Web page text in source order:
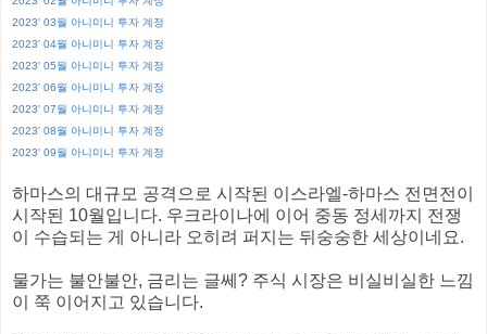
2023' 03월 아니미니 투자 계정
2023' 04월 아니미니 투자 계정
2023' 05월 아니미니 투자 계정
2023' 06월 아니미니 투자 계정
2023' 07월 아니미니 투자 계정
2023' 08월 아니미니 투자 계정
2023' 09월 아니미니 투자 계정
하마스의 대규모 공격으로 시작된 이스라엘-하마스 전면전이
시작된 10월입니다. 우크라이나에 이어 중동 정세까지 전쟁
이 수습되는 게 아니라 오히려 퍼지는 뒤숭숭한 세상이네요.
물가는 불안불안, 금리는 글쎄? 주식 시장은 비실비실한 느낌
이 쭉 이어지고 있습니다.